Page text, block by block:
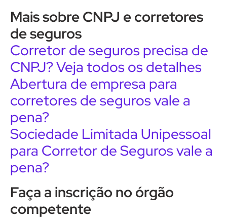
Mais sobre CNPJ e corretores
de seguros
Corretor de seguros precisa de
CNPJ? Veja todos os detalhes
Abertura de empresa para
corretores de seguros vale a
pena?
Sociedade Limitada Unipessoal
para Corretor de Seguros vale a
pena?
Faça a inscrição no órgão
competente